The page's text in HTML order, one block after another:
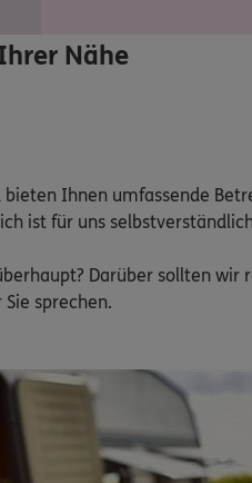
Nähe
Ihnen umfassende
ist für uns
Darüber sollten wir
sprechen.